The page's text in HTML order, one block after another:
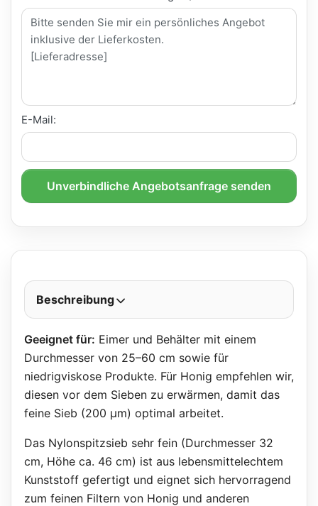
E-Mail:
Unverbindliche Angebotsanfrage senden
Beschreibung
Geeignet für: Eimer und Behälter mit einem
Durchmesser von 25–60 cm sowie für
niedrigviskose Produkte. Für Honig empfehlen wir,
diesen vor dem Sieben zu erwärmen, damit das
feine Sieb (200 µm) optimal arbeitet.
Das Nylonspitzsieb sehr fein (Durchmesser 32
cm, Höhe ca. 46 cm) ist aus lebensmittelechtem
Kunststoff gefertigt und eignet sich hervorragend
zum feinen Filtern von Honig und anderen